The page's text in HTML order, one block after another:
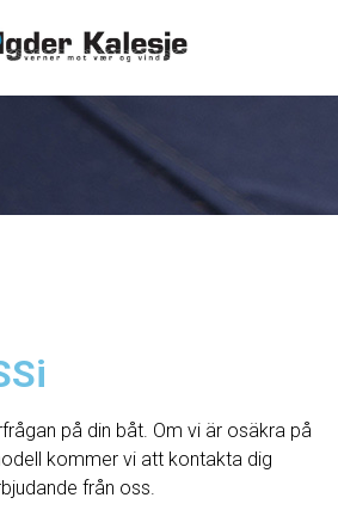
på din båt. Om vi ​​är osäkra på
kommer vi att kontakta dig
från oss.